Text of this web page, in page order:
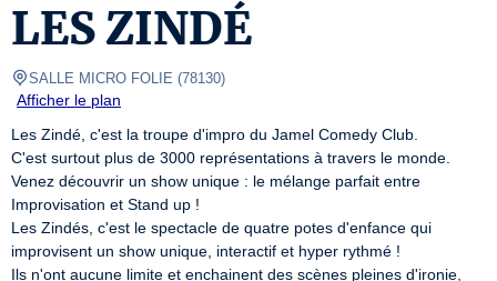
LES ZINDÉ
SALLE MICRO FOLIE (78130)
Afficher le plan
Les Zindé, c'est la troupe d'impro du Jamel Comedy Club.
C'est surtout plus de 3000 représentations à travers le monde.
Venez découvrir un show unique : le mélange parfait entre
Improvisation et Stand up !
Les Zindés, c'est le spectacle de quatre potes d'enfance qui
improvisent un show unique, interactif et hyper rythmé !
Ils n'ont aucune limite et enchainent des scènes pleines d'ironie,